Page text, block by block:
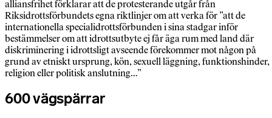
alliansfrihet förklarar att de protesterande utgår från
Riksidrottsförbundets egna riktlinjer om att verka för ”att de
internationella specialidrottsförbunden i sina stadgar inför
bestämmelser om att idrottsutbyte ej får äga rum med land där
diskriminering i idrottsligt avseende förekommer mot någon på
grund av etniskt ursprung, kön, sexuell läggning, funktionshinder,
religion eller politisk anslutning…”
600 vägspärrar